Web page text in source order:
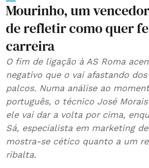
Mourinho, um
de refletir como quer
carreira
O fim de ligação à AS Roma
negativo que o vai afastando dos
palcos. Numa análise ao
português, o técnico José
ele vai dar a volta por cima,
Sá, especialista em marketing
mostra-se cético quanto a um
ribalta.